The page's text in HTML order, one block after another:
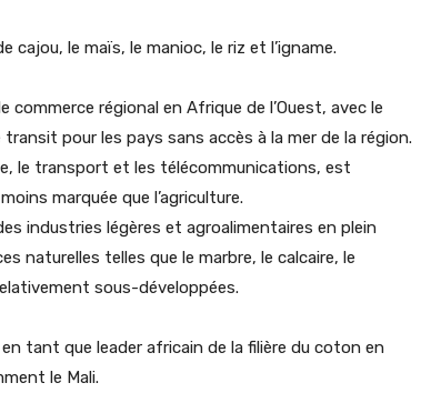
le maïs, le manioc, le riz et l’igname.
régional en Afrique de l’Ouest, avec le
pour les pays sans accès à la mer de la région.
le transport et les télécommunications, est
marquée que l’agriculture.
industries légères et agroalimentaires en plein
naturelles telles que le marbre, le calcaire, le
sous-développées.
tant que leader africain de la filière du coton en
le Mali.